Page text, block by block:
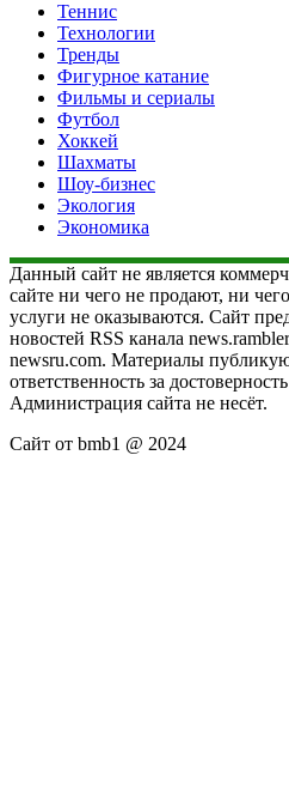
Теннис
Технологии
Тренды
Фигурное катание
Фильмы и сериалы
Футбол
Хоккей
Шахматы
Шоу-бизнес
Экология
Экономика
Данный сайт не является
сайте ни чего не продают, ни
услуги не оказываются. Сайт
новостей RSS канала
newsru.com. Материалы
ответственность за
Администрация сайта не несёт.
Сайт от bmb1 @ 2024